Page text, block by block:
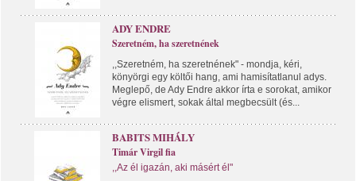
ADY ENDRE
Szeretném, ha szeretnének
,,Szeretném, ha szeretnének" - mondja, kéri,
könyörgi egy költői hang, ami hamisítatlanul adys.
Meglepő, de Ady Endre akkor írta e sorokat, amikor
végre elismert, sokak által megbecsült (és...
BABITS MIHÁLY
Timár Virgil fia
,,Az él igazán, aki másért él"